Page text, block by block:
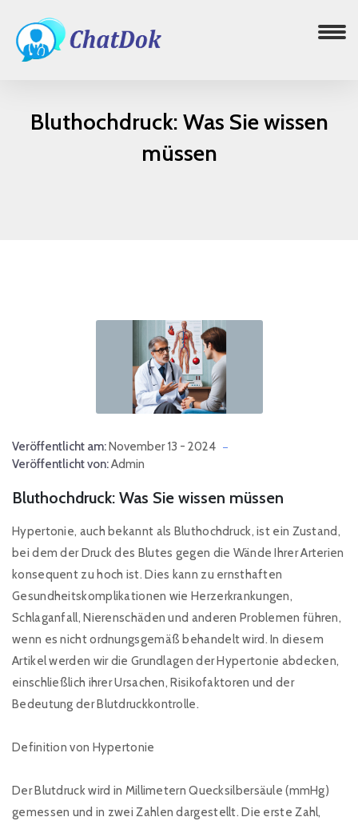
Bluthochdruck: Was Sie wissen
müssen
Veröffentlicht am: November 13 - 2024
Veröffentlicht von:Admin
Bluthochdruck: Was Sie wissen müssen
Hypertonie, auch bekannt als Bluthochdruck, ist ein Zustand,
bei dem der Druck des Blutes gegen die Wände Ihrer Arterien
konsequent zu hoch ist. Dies kann zu ernsthaften
Gesundheitskomplikationen wie Herzerkrankungen,
Schlaganfall, Nierenschäden und anderen Problemen führen,
wenn es nicht ordnungsgemäß behandelt wird. In diesem
Artikel werden wir die Grundlagen der Hypertonie abdecken,
einschließlich ihrer Ursachen, Risikofaktoren und der
Bedeutung der Blutdruckkontrolle.
Definition von Hypertonie
Der Blutdruck wird in Millimetern Quecksilbersäule (mmHg)
gemessen und in zwei Zahlen dargestellt. Die erste Zahl,